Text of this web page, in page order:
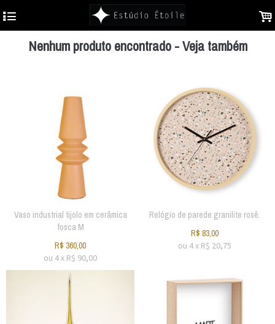
4 .
Nenhum produto encontrado - Veja também
Vaso industrial tijolo em cerâmica
fosca M
R$ 360,00
ou 4x R$ 90,00
Relógio de parede granilite rosê.
R$ 83,00
ou 4x R$ 20,75